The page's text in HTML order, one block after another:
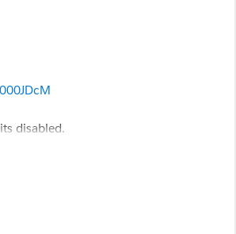
disabled.